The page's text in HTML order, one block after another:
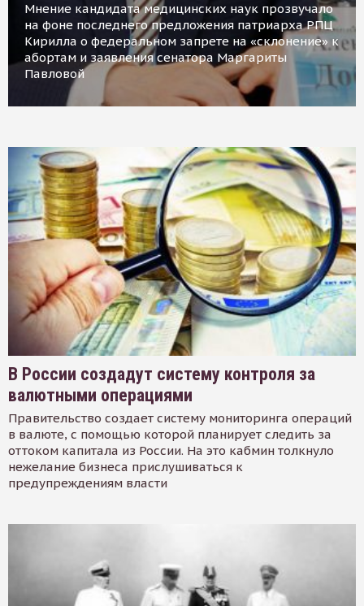
Мнение кандидата медицинских наук прозвучало
на фоне последнего предложения патриарха РПЦ
Кирилла о федеральном запрете на «склонение» к
абортам и заявления сенатора Маргариты
Павловой
В России создадут систему контроля за
валютными операциями
Правительство создает систему мониторинга операций
в валюте, с помощью которой планирует следить за
оттоком капитала из России. На это кабмин толкнуло
нежелание бизнеса прислушиваться к
предупреждениям власти